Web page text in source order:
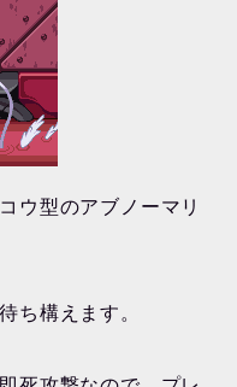
ウ型のアブノーマリ
ち構えます。